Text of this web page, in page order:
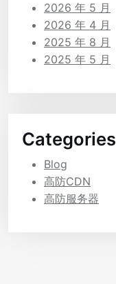
2026 年 5 月
2026 年 4 月
2025 年 8 月
2025 年 5 月
Categories
Blog
高防CDN
高防服务器